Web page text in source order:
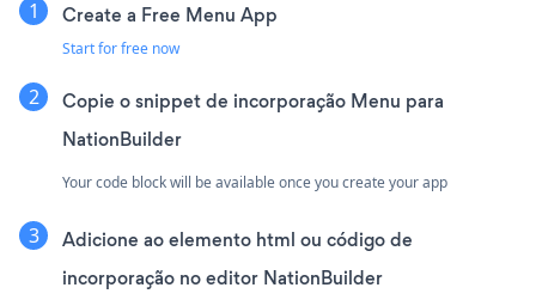
Create a Free Menu App
Start for free now
Copie o snippet de incorporação Menu para
NationBuilder
Your code block will be available once you create your app
Adicione ao elemento html ou código de
incorporação no editor NationBuilder